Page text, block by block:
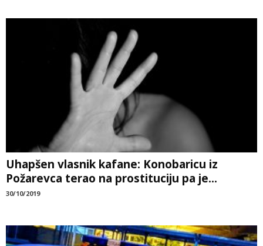
Uhapšen vlasnik kafane: Konobaricu iz
Požarevca terao na prostituciju pa je...
30/10/2019